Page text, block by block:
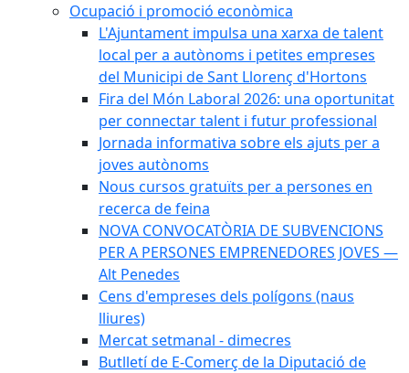
Ocupació i promoció econòmica
L'Ajuntament impulsa una xarxa de talent
local per a autònoms i petites empreses
del Municipi de Sant Llorenç d'Hortons
Fira del Món Laboral 2026: una oportunitat
per connectar talent i futur professional
Jornada informativa sobre els ajuts per a
joves autònoms
Nous cursos gratuïts per a persones en
recerca de feina
NOVA CONVOCATÒRIA DE SUBVENCIONS
PER A PERSONES EMPRENEDORES JOVES —
Alt Penedes
Cens d'empreses dels polígons (naus
lliures)
Mercat setmanal - dimecres
Butlletí de E-Comerç de la Diputació de